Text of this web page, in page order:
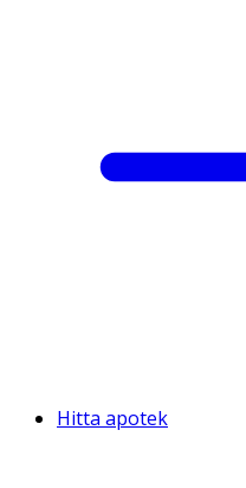
Hitta apotek